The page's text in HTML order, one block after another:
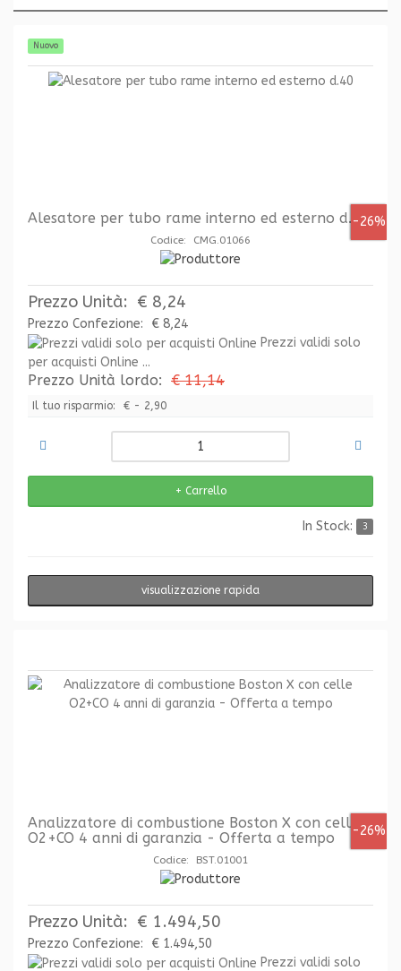
Nuovo
-26%
Alesatore per tubo rame interno ed esterno d.40
Codice: CMG.01066
Prezzo Unità: € 8,24
Prezzo Confezione:
€ 8,24
Prezzi validi solo
per acquisti Online ...
Prezzo Unità lordo: € 11,14
Il tuo risparmio: € - 2,90
In Stock: 3
visualizzazione rapida
-26%
Analizzatore di combustione Boston X con celle
O2+CO 4 anni di garanzia - Offerta a tempo
Codice: BST.01001
Prezzo Unità: € 1.494,50
Prezzo Confezione:
€ 1.494,50
Prezzi validi solo